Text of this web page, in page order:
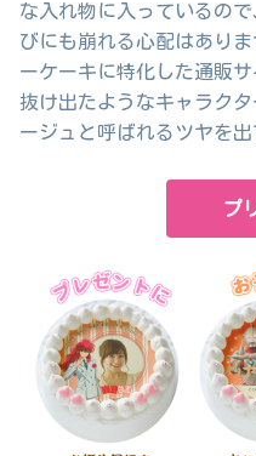
な入れ物に入っているの
びにも崩れる心配はあり
ーケーキに特化した通販
抜け出たようなキャラク
ージュと呼ばれるツヤを出
プ